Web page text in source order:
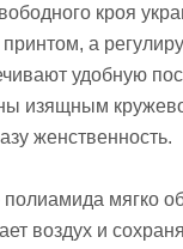
кроя
а
удобную
изящным
женственность.
мягко
воздух и